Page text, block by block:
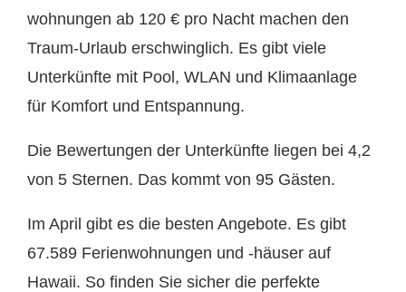
wohnungen ab 120 € pro Nacht machen den
Traum-Urlaub erschwinglich. Es gibt viele
Unterkünfte mit Pool, WLAN und Klimaanlage
für Komfort und Entspannung.
Die Bewertungen der Unterkünfte liegen bei 4,2
von 5 Sternen. Das kommt von 95 Gästen.
Im April gibt es die besten Angebote. Es gibt
67.589 Ferienwohnungen und -häuser auf
Hawaii. So finden Sie sicher die perfekte